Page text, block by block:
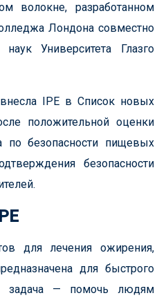
волокне, разработанном
Лондона совместно
Университета Глазго
IPE в Список новых
положительной оценки
по безопасности пищевых
безопасности
для лечения ожирения,
для быстрого
задача — помочь людям